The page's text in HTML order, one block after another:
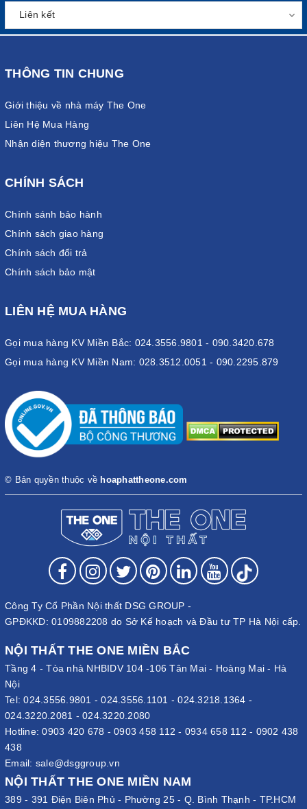
THÔNG TIN CHUNG
Giới thiệu về nhà máy The One
Liên Hệ Mua Hàng
Nhận diện thương hiệu The One
CHÍNH SÁCH
Chính sánh bảo hành
Chính sách giao hàng
Chính sách đổi trả
Chính sách bảo mật
LIÊN HỆ MUA HÀNG
Gọi mua hàng KV Miền Bắc: 024.3556.9801 - 090.3420.678
Gọi mua hàng KV Miền Nam: 028.3512.0051 - 090.2295.879
© Bản quyền thuộc về hoaphattheone.com
Công Ty Cổ Phần Nội thất DSG GROUP -
GPĐKKD: 0109882208 do Sở Kế hoạch và Đầu tư TP Hà Nội cấp.
NỘI THẤT THE ONE MIỀN BẮC
Tầng 4 - Tòa nhà NHBIDV 104 -106 Tân Mai - Hoàng Mai - Hà
Nội
Tel:024.3556.9801 -024.3556.1101 -024.3218.1364 -
024.3220.2081 - 024.3220.2080
Hotline:0903 420 678 - 0903 458 112 - 0934 658 112 - 0902 438
438
Email: sale@dsggroup.vn
NỘI THẤT THE ONE MIỀN NAM
389 - 391 Điện Biên Phủ - Phường 25 - Q. Bình Thạnh - TP.HCM